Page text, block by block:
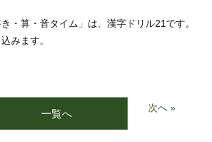
・算・音タイム」は、漢字ドリル21です。
みます。
一覧へ 次へ »